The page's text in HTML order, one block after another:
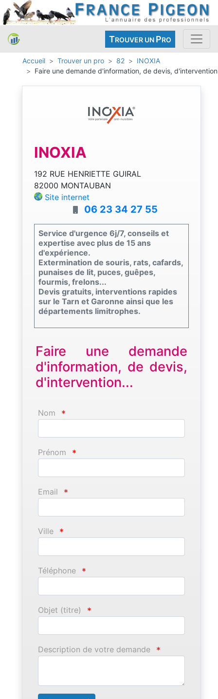
TROUVER UN PRO
Accueil Trouver un pro 82
INOXIA
Faire une demande d'information, de devis, d'intervention
INOXIA
192 RUE HENRIETTE GUIRAL
82000 MONTAUBAN
Site internet
06 23 34 27 55
Service d'urgence 6j/7, conseils et
expertise avec plus de 15 ans
d'expérience.
Extermination de souris, rats, cafards,
punaises de lit, puces, guêpes,
fourmis, frelons...
Devis gratuits, interventions rapides
sur le Tarn et Garonne ainsi que les
départements limitrophes.
Faire une demande
d'information, de devis,
d'intervention...
Nom *
Prénom *
Email *
Ville *
Téléphone *
Objet (titre) *
Description de votre demande *